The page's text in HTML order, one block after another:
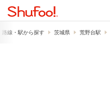
路線・駅から探す 茨城県 荒野台駅